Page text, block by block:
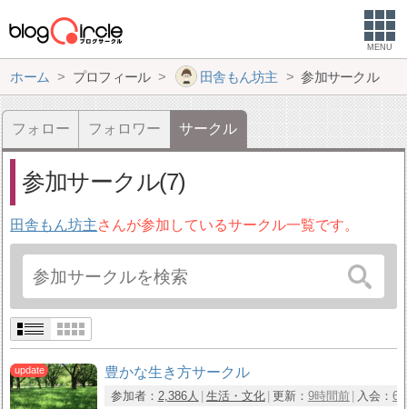
MENU
ホーム プロフィール 田舎もん坊主 参加サークル
フォロー フォロワー サークル
参加サークル(7)
田舎もん坊主さんが参加しているサークル一覧です。
豊かな生き方サークル
参加者： 2,386人 生活・文化 更新： 9時間前 入会： 6